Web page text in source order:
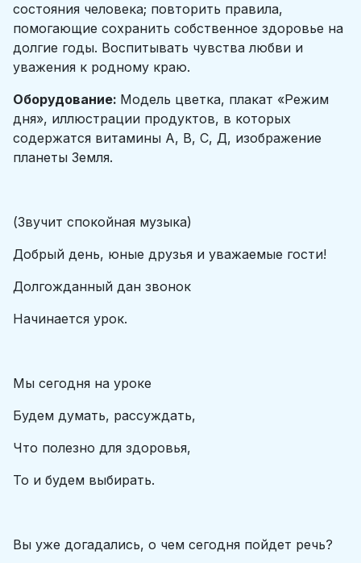
состояния человека; повторить правила,
помогающие сохранить собственное здоровье на
долгие годы. Воспитывать чувства любви и
уважения к родному краю.
Оборудование: Модель цветка, плакат «Режим
дня», иллюстрации продуктов, в которых
содержатся витамины А, В, С, Д, изображение
планеты Земля.
(Звучит спокойная музыка)
Добрый день, юные друзья и уважаемые гости!
Долгожданный дан звонок
Начинается урок.
Мы сегодня на уроке
Будем думать, рассуждать,
Что полезно для здоровья,
То и будем выбирать.
Вы уже догадались, о чем сегодня пойдет речь?